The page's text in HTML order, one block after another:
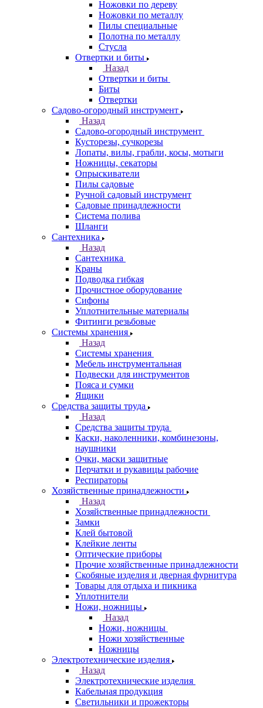
Ножовки по дереву
Ножовки по металлу
Пилы специальные
Полотна по металлу
Стусла
Отвертки и биты
Назад
Отвертки и биты
Биты
Отвертки
Садово-огородный инструмент
Назад
Садово-огородный инструмент
Кусторезы, сучкорезы
Лопаты, вилы, грабли, косы, мотыги
Ножницы, секаторы
Опрыскиватели
Пилы садовые
Ручной садовый инструмент
Садовые принадлежности
Система полива
Шланги
Сантехника
Назад
Сантехника
Краны
Подводка гибкая
Прочистное оборудование
Сифоны
Уплотнительные материалы
Фитинги резьбовые
Системы хранения
Назад
Системы хранения
Мебель инструментальная
Подвески для инструментов
Пояса и сумки
Ящики
Средства защиты труда
Назад
Средства защиты труда
Каски, наколенники, комбинезоны,
наушники
Очки, маски защитные
Перчатки и рукавицы рабочие
Респираторы
Хозяйственные принадлежности
Назад
Хозяйственные принадлежности
Замки
Клей бытовой
Клейкие ленты
Оптические приборы
Прочие хозяйственные принадлежности
Скобяные изделия и дверная фурнитура
Товары для отдыха и пикника
Уплотнители
Ножи, ножницы
Назад
Ножи, ножницы
Ножи хозяйственные
Ножницы
Электротехнические изделия
Назад
Электротехнические изделия
Кабельная продукция
Светильники и прожекторы